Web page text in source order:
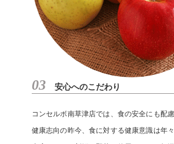
03 安心へのこだわり
コンセルボ南草津店では、食の安全にも配
健康志向の昨今、食に対する健康意識は年